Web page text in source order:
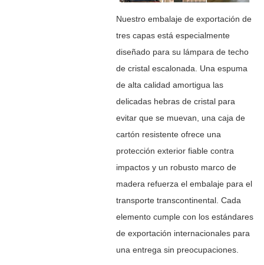
Nuestro embalaje de exportación de
tres capas está especialmente
diseñado para su lámpara de techo
de cristal escalonada. Una espuma
de alta calidad amortigua las
delicadas hebras de cristal para
evitar que se muevan, una caja de
cartón resistente ofrece una
protección exterior fiable contra
impactos y un robusto marco de
madera refuerza el embalaje para el
transporte transcontinental. Cada
elemento cumple con los estándares
de exportación internacionales para
una entrega sin preocupaciones.